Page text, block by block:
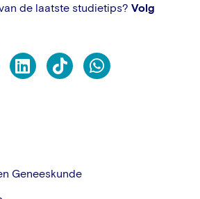
de laatste studietips? Volg
Geneeskunde